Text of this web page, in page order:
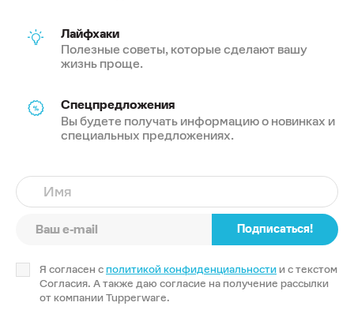
Лайфхаки
Полезные советы, которые сделают вашу
жизнь проще.
Спецпредложения
Вы будете получать информацию о новинках и
специальных предложениях.
Имя
Подписаться!
Я согласен с политикой конфиденциальности и с текстом
Согласия. А также даю согласие на получение рассылки
от компании Tupperware.